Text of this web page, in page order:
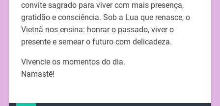
convite sagrado para viver com mais presença,
gratidão e consciência. Sob a Lua que renasce, o
Vietnã nos ensina: honrar o passado, viver o
presente e semear o futuro com delicadeza.
Vivencie os momentos do dia.
Namastê!